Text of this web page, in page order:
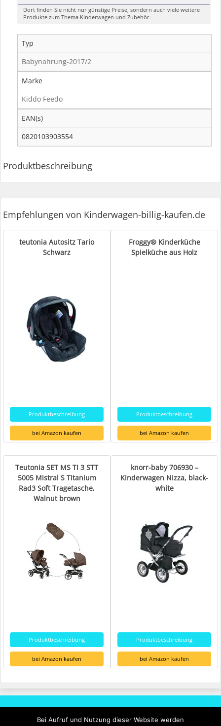
Dort finden Sie nicht nur günstige Preise, sondern auch viele weitere
Produkte zum Thema Kinderwagen und Zubehör.
Typ
Babynahrung-2017/2
Marke
Kiddo Feedo
EAN(s)
0820103903554
Produktbeschreibung
Empfehlungen von Kinderwagen-billig-kaufen.de
teutonia Autositz Tario
Schwarz
Produktbeschreibung
bei Amazon kaufen
Froggy® Kinderküche
Spielküche aus Holz
Produktbeschreibung
bei Amazon kaufen
Teutonia SET MS TI 3 STT
5005 Mistral S Titanium
Rad3 Soft Tragetasche,
Walnut brown
Produktbeschreibung
bei Amazon kaufen
knorr-baby 706930 –
Kinderwagen Nizza, black-
white
Produktbeschreibung
bei Amazon kaufen
RechtlichesBei Aufruf und Nutzung dieser Website werden